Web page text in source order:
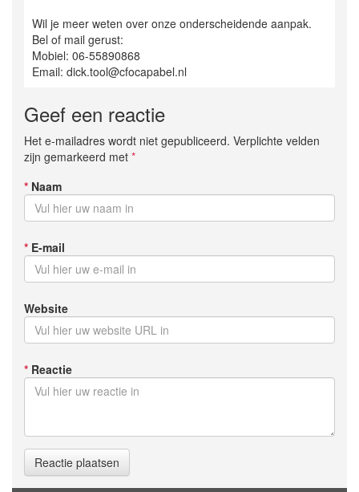
Wil je meer weten over onze onderscheidende aanpak.
Bel of mail gerust:
Mobiel: 06-55890868
Email: dick.tool@cfocapabel.nl
Geef een reactie
Het e-mailadres wordt niet gepubliceerd. Verplichte velden
zijn gemarkeerd met *
* Naam
* E-mail
Website
* Reactie
Reactie plaatsen